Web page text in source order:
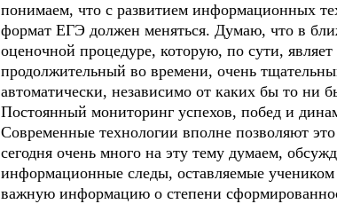
понимаем, что с развитием информационных
формат ЕГЭ должен меняться. Думаю, что в
оценочной процедуре, которую, по сути, являет
продолжительный во времени, очень
автоматически, независимо от каких бы то ни
Постоянный мониторинг успехов, побед и
Современные технологии вполне позволяют
сегодня очень много на эту тему думаем,
информационные следы, оставляемые учеником
важную информацию о степени